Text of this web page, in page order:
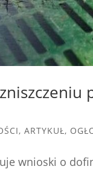
,ARTYKUŁ,
wnioski o